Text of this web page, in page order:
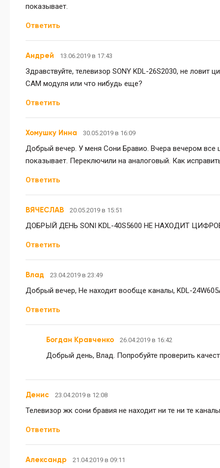
показывает.
Ответить
Андрей 13.06.2019 в 17:43
Здравствуйте, телевизор SONY KDL-26S2030, не
CAM модуля или что нибудь еще?
Ответить
Хомушку Инна 30.05.2019 в 16:09
Добрый вечер. У меня Сони Бравио. Вчера вечером все
показывает. Переключили на аналоговый. Как
Ответить
ВЯЧЕСЛАВ 20.05.2019 в 15:51
ДОБРЫЙ ДЕНЬ SONI KDL-40S5600 НЕ НАХОДИТ
Ответить
Влад 23.04.2019 в 23:49
Добрый вечер, Не находит вообще каналы, KDL-
Ответить
Богдан Кравченко 26.04.2019 в 16:42
Добрый день, Влад. Попробуйте проверить
Денис 23.04.2019 в 12:08
Телевизор жк сони бравия не находит ни те ни те
Ответить
Александр 21.04.2019 в 09:11